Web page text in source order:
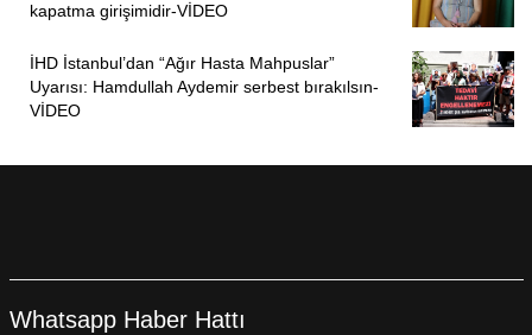
kapatma girişimidir-VİDEO
İHD İstanbul’dan “Ağır Hasta Mahpuslar”
Uyarısı: Hamdullah Aydemir serbest bırakılsın-
VİDEO
Whatsapp Haber Hattı